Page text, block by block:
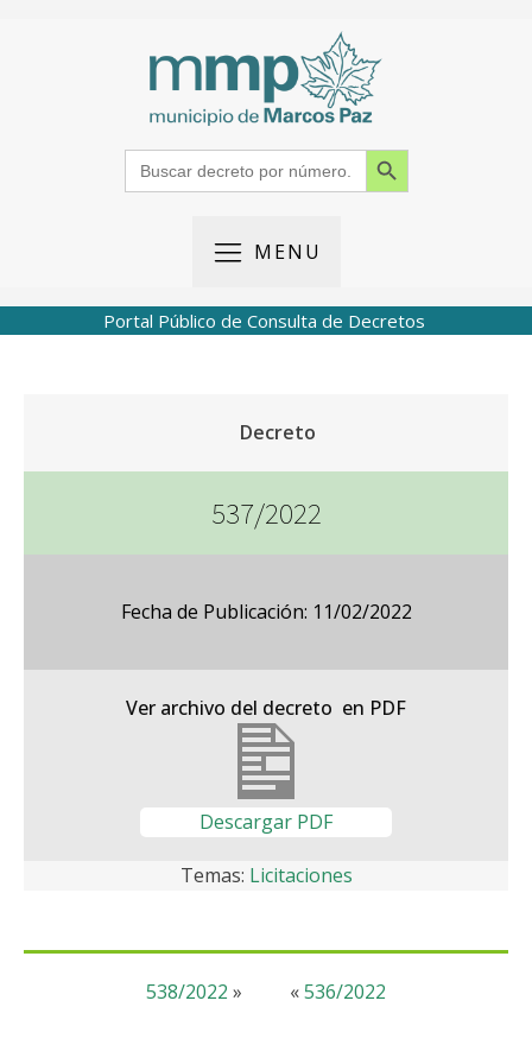
Search
for:
Search Button
MENU
Portal Público de Consulta de Decretos
Decreto
537/2022
Fecha de Publicación: 11/02/2022
Ver archivo del decreto en PDF
Descargar PDF
Temas: Licitaciones
«536/2022
538/2022 »